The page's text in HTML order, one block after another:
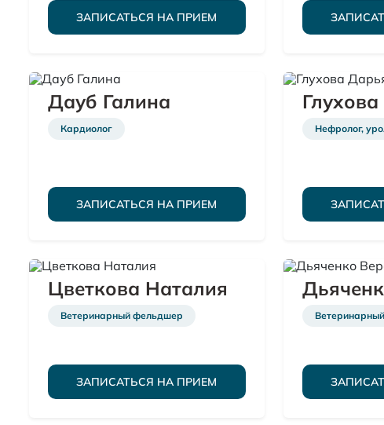
ЗАПИСАТЬСЯ НА ПРИЕМ
Дауб Галина
Кардиолог
ЗАПИСАТЬСЯ НА ПРИЕМ
Нефролог,
Цветкова Наталия
Ветеринарный фельдшер
ЗАПИСАТЬСЯ НА ПРИЕМ